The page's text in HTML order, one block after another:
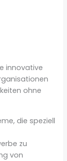
innovative
ohne
die speziell
zu
von